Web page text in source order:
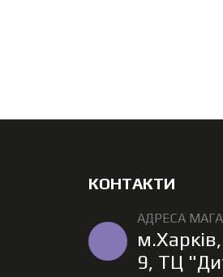
КОНТАКТИ
АДРЕСА
9, ТЦ